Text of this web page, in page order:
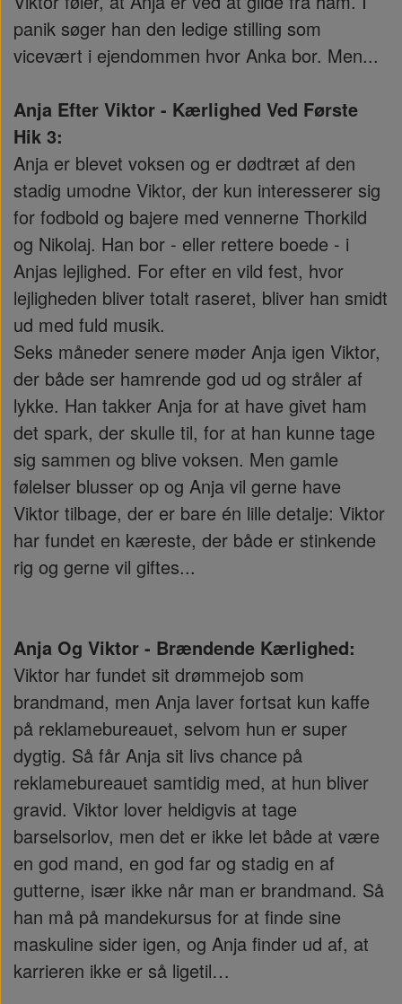
panik søger han den ledige stilling som
vicevært i ejendommen hvor Anka bor. Men...
Anja Efter Viktor - Kærlighed Ved Første
Hik 3:
Anja er blevet voksen og er dødtræt af den
stadig umodne Viktor, der kun interesserer sig
for fodbold og bajere med vennerne Thorkild
og Nikolaj. Han bor - eller rettere boede - i
Anjas lejlighed. For efter en vild fest, hvor
lejligheden bliver totalt raseret, bliver han smidt
ud med fuld musik.
Seks måneder senere møder Anja igen Viktor,
der både ser hamrende god ud og stråler af
lykke. Han takker Anja for at have givet ham
det spark, der skulle til, for at han kunne tage
sig sammen og blive voksen. Men gamle
følelser blusser op og Anja vil gerne have
Viktor tilbage, der er bare én lille detalje: Viktor
har fundet en kæreste, der både er stinkende
rig og gerne vil giftes...
Anja Og Viktor - Brændende Kærlighed:
Viktor har fundet sit drømmejob som
brandmand, men Anja laver fortsat kun kaffe
på reklamebureauet, selvom hun er super
dygtig. Så får Anja sit livs chance på
reklamebureauet samtidig med, at hun bliver
gravid. Viktor lover heldigvis at tage
barselsorlov, men det er ikke let både at være
en god mand, en god far og stadig en af
gutterne, især ikke når man er brandmand. Så
han må på mandekursus for at finde sine
maskuline sider igen, og Anja finder ud af, at
karrieren ikke er så ligetil…